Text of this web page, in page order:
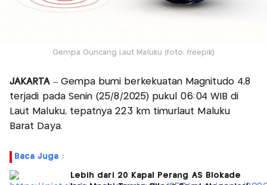
Gempa Guncang Laut Maluku (foto: freepik)
JAKARTA– Gempa bumi berkekuatan Magnitudo 4,8
terjadi pada Senin (25/8/2025) pukul 06:04 WIB di
Laut Maluku, tepatnya 223 km timurlaut Maluku
Barat Daya.
Baca Juga :
Lebih dari 20 Kapal Perang AS Blokade